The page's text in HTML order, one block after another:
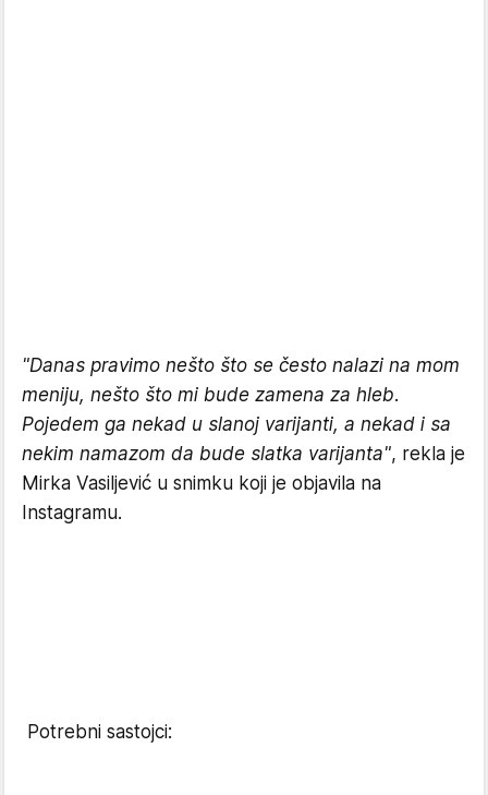
"Danas pravimo nešto što se često nalazi na mom
meniju, nešto što mi bude zamena za hleb.
Pojedem ga nekad u slanoj varijanti, a nekad i sa
nekim namazom da bude slatka varijanta", rekla je
Mirka Vasiljević u snimku koji je objavila na
Instagramu.
Potrebni sastojci: